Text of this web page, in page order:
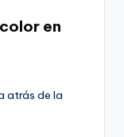
en
atrás de la